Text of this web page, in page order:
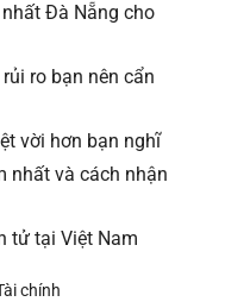
Đà Nẵng cho
ro bạn nên cẩn
vời hơn bạn nghĩ
nhất và cách nhận
tử tại Việt Nam
chính